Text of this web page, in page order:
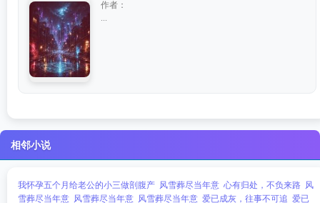
作者：
相邻小说
我怀孕五个月给老公的小三做剖腹产 风雪葬尽当年意 心有归处，不负来路 风
雪葬尽当年意 风雪葬尽当年意 风雪葬尽当年意 爱已成灰，往事不可追 爱已